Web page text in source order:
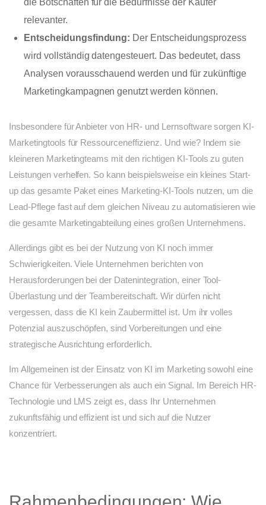
die Botschaften für die Bedürfnisse der Käufer
relevanter.
Entscheidungsfindung: Der Entscheidungsprozess
wird vollständig datengesteuert. Das bedeutet, dass
Analysen vorausschauend werden und für zukünftige
Marketingkampagnen genutzt werden können.
Insbesondere für Anbieter von HR- und Lernsoftware sorgen KI-
Marketingtools für Ressourceneffizienz. Und wie? Indem sie
kleineren Marketingteams mit den richtigen KI-Tools zu guten
Leistungen verhelfen. So kann beispielsweise ein kleines Start-
up das gesamte Paket eines Marketing-KI-Tools nutzen, um die
Lead-Pflege fast auf dem gleichen Niveau zu automatisieren wie
die gesamte Marketingabteilung eines großen Unternehmens.
Allerdings gibt es bei der Nutzung von KI noch immer
Schwierigkeiten. Viele Unternehmen berichten von
Herausforderungen bei der Datenintegration, einer Tool-
Überlastung und der Teambereitschaft. Wir dürfen nicht
vergessen, dass die KI kein Zaubermittel ist. Um ihr volles
Potenzial auszuschöpfen, sind Vorbereitungen und eine
strategische Ausrichtung erforderlich.
Im Allgemeinen ist der Einsatz von KI im Marketing sowohl eine
Chance für Verbesserungen als auch ein Signal. Im Bereich HR-
Technologie und LMS zeigt es, dass Ihr Unternehmen
zukunftsfähig und effizient ist und sich auf die Nutzer
konzentriert.